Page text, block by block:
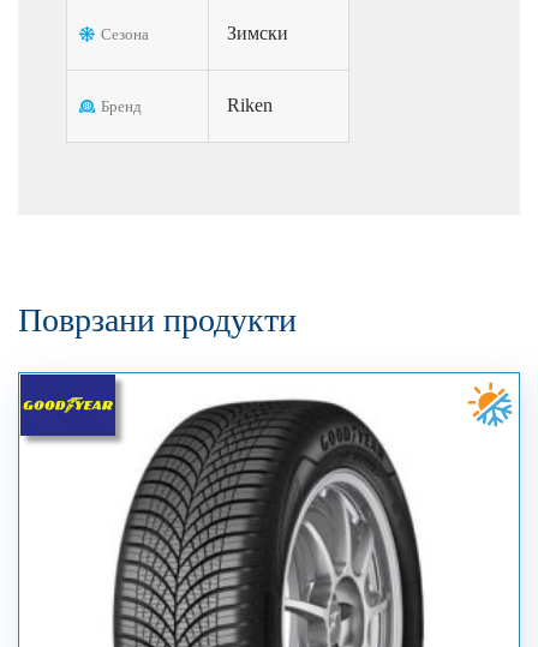
Сезона Зимски
Бренд Riken
Поврзани продукти